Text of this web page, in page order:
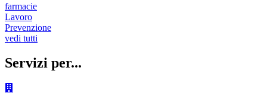
farmacie
Lavoro
Prevenzione
vedi tutti
Servizi per...